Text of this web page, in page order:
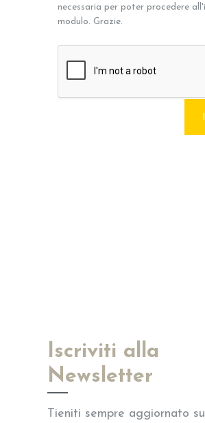
necessaria per poter procedere
modulo. Grazie.
Iscriviti alla
Newsletter
Tieniti sempre aggiornato